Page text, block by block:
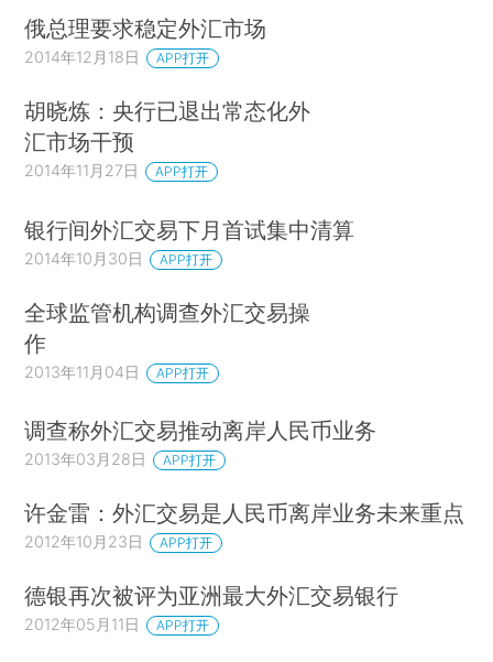
俄总理要求稳定外汇市场
2014年12月18日 APP打开
胡晓炼：央行已退出常态化外
汇市场干预
2014年11月27日 APP打开
银行间外汇交易下月首试集中清算
2014年10月30日 APP打开
全球监管机构调查外汇交易操
作
2013年11月04日 APP打开
调查称外汇交易推动离岸人民币业务
2013年03月28日 APP打开
许金雷：外汇交易是人民币离岸业务未来重点
2012年10月23日 APP打开
德银再次被评为亚洲最大外汇交易银行
2012年05月11日 APP打开